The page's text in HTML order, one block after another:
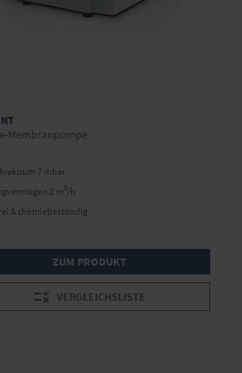
Membranpumpe
7 mbar
2 m 3/h
& chemiebeständig
ZUM PRODUKT
VERGLEICHSLISTE